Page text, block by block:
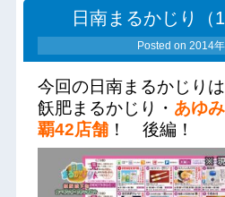
日南まるかじり（
Posted on 2014
今回の日南まるかじりは
飫肥まるかじり・ あゆ
覇42店舗！ 後編！